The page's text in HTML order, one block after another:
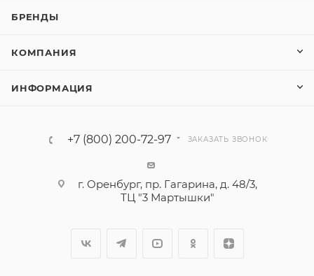
БРЕНДЫ
КОМПАНИЯ
ИНФОРМАЦИЯ
+7 (800) 200-72-97 ЗАКАЗАТЬ ЗВОНОК
г. Оренбург, пр. Гагарина, д. 48/3,
ТЦ "3 Мартышки"